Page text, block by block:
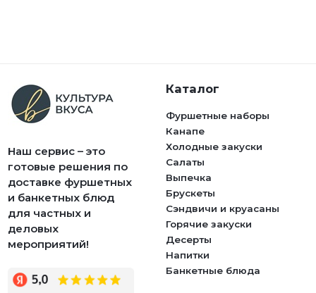
Наш сервис – это
готовые решения по
доставке фуршетных
и банкетных блюд
для частных и
деловых
мероприятий!
Каталог
Фуршетные наборы
Канапе
Холодные закуски
Салаты
Выпечка
Брускеты
Сэндвичи и круасаны
Горячие закуски
Десерты
Напитки
Банкетные блюда